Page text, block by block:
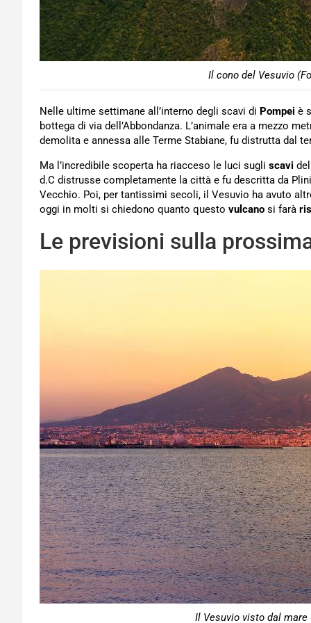
Il cono del Vesuvio
Nelle ultime settimane all’interno degli scavi di Pompei è
bottega di via dell’Abbondanza. L’animale era a mezzo
demolita e annessa alle Terme Stabiane, fu distrutta dal
Ma l’incredibile scoperta ha riacceso le luci sugli scavi
d.C distrusse completamente la città e fu descritta da
Vecchio. Poi, per tantissimi secoli, il Vesuvio ha avuto
oggi in molti si chiedono quanto questo vulcano si farà
Le previsioni sulla
Il Vesuvio visto dal mare